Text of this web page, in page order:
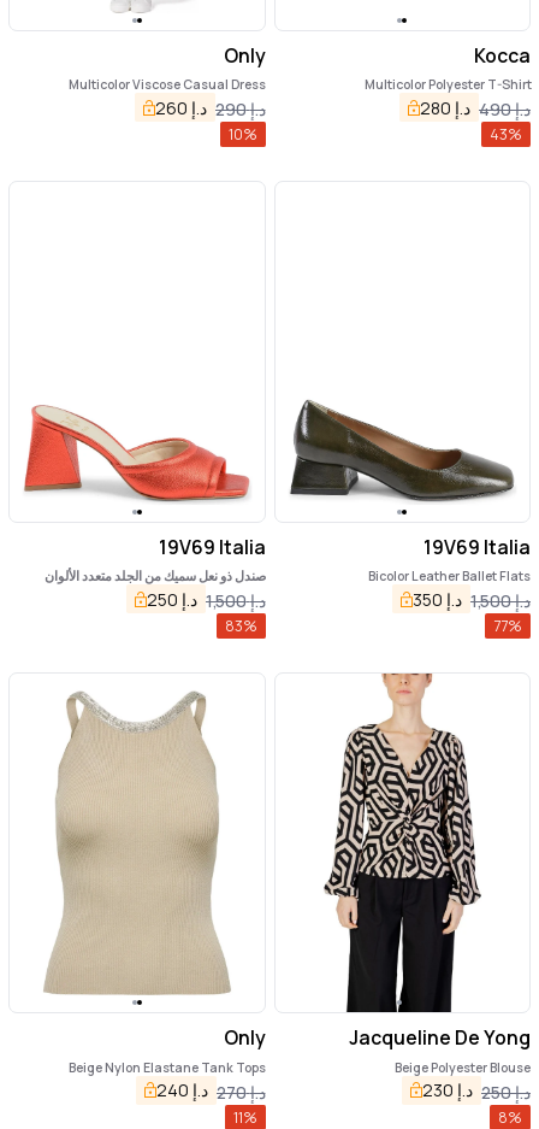
Kocca
Multicolor Polyester T-Shirt
د.إ490 د.إ 280
43%
Only
Multicolor Viscose Casual Dress
د.إ290 د.إ 260
10%
19V69 Italia
Bicolor Leather Ballet Flats
د.إ1,500 د.إ 350
77%
19V69 Italia
صندل ذو نعل سميك من الجلد متعدد الألوان
د.إ1,500 د.إ 250
83%
Jacqueline De Yong
Beige Polyester Blouse
د.إ250 د.إ 230
8%
Only
Beige Nylon Elastane Tank Tops
د.إ270 د.إ 240
11%